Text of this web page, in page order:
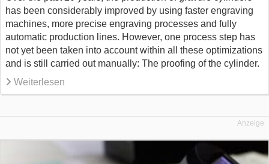
has been considerably improved by using faster engraving
machines, more precise engraving processes and fully
automatic production lines. However, one process step has
not yet been taken into account within all these optimizations
and is still carried out manually: The proofing of the cylinder.
Weiterlesen
Anzeige